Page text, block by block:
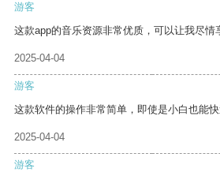
游客
这款app的音乐资源非常优质，可以让我尽情
2025-04-04
游客
这款软件的操作非常简单，即使是小白也能快
2025-04-04
游客